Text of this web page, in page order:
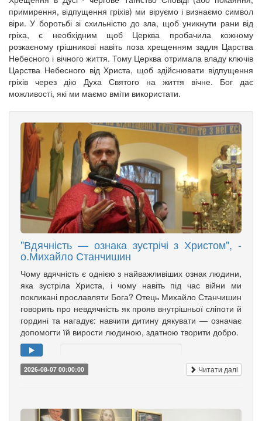
примирення, відпущення гріхів) ми віруємо і визнаємо символ
віри. У боротьбі зі схильністю до зла, щоб уникнути рани від
гріха, є необхідним щоб Церква пробачила кожному
розкаєному грішникові навіть поза хрещенням задля Царства
Небесного і вічного життя. Тому Церква отримала владу ключів
Царства Небесного від Христа, щоб здійснювати відпущення
гріхів через дію Духа Святого на життя вічне. Бог дає
можливості, які ми маємо вміти використати.
"Вдячність — ознака зустрічі з Христом", -
о.Михайло Станчишин
Чому вдячність є однією з найважливіших ознак людини,
яка зустріла Христа, і чому навіть під час війни ми
покликані прославляти Бога? Отець Михайло Станчишин
говорить про невдячність як прояв внутрішньої сліпоти й
гордині та нагадує: навчити дитину дякувати — означає
допомогти їй вирости людиною, здатною творити добро.
2026-08-07 00:00:00 Читати далі